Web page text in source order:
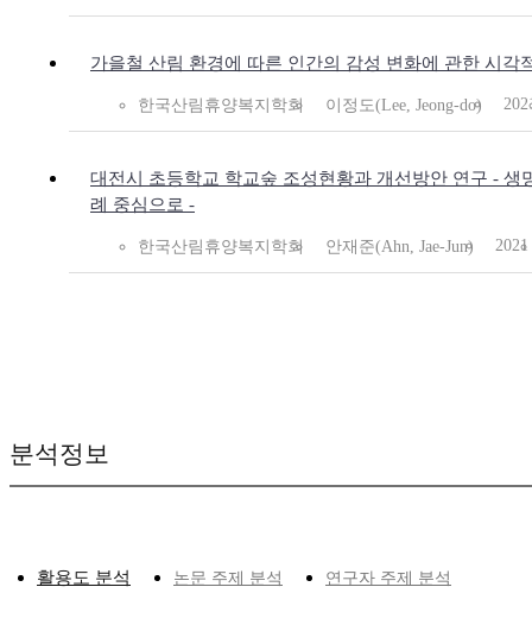
가을철 산림 환경에 따른 인간의 감성 변화에 관한 시각
한국산림휴양복지학회 이정도(Lee, Jeong-do)
대전시 초등학교 학교숲 조성현황과 개선방안 연구 - 생
례 중심으로 -
한국산림휴양복지학회 안재준(Ahn, Jae-Jun) 2021
분석정보
활용도 분석 논문 주제 분석 연구자 주제 분석